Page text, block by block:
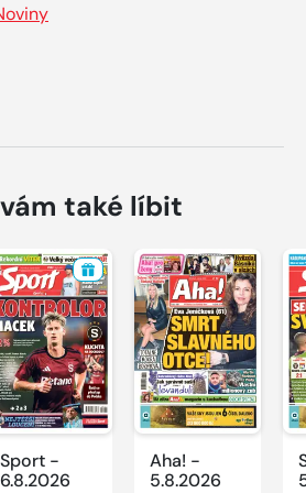
také líbit
Sport -
6.8.2026
Aha! -
5.8.2026